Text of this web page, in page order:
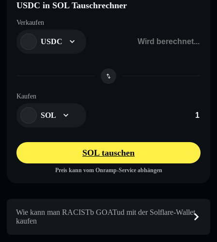
USDC in SOL Tauschrechner
Verkaufen
USDC
Kaufen
SOL
SOL tauschen
Preis kann vom Onramp-Service abhängen
Wie kann man RACISTb GOATud mit der Solflare-Wallet
kaufen